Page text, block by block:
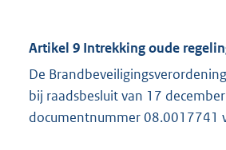
Artikel 9 Intrekking oude
De
bij raadsbesluit van 17
documentnummer 08.0017741